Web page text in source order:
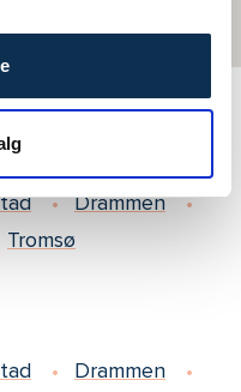
tilbys også i
Drammen
Tromsø
Drammen